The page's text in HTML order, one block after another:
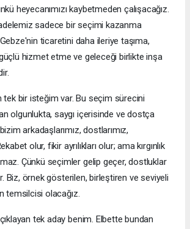
heyecanımızı kaybetmeden çalışacağız.
sadece bir seçimi kazanma
ticaretini daha ileriye taşıma,
hizmet etme ve geleceği birlikte inşa
tek bir isteğim var. Bu seçim sürecini
olgunlukta, saygı içerisinde ve dostça
arkadaşlarımız, dostlarımız,
olur, fikir ayrılıkları olur; ama kırgınlık
Çünkü seçimler gelip geçer, dostluklar
Biz, örnek gösterilen, birleştiren ve seviyeli
temsilcisi olacağız.
tek aday benim. Elbette bundan